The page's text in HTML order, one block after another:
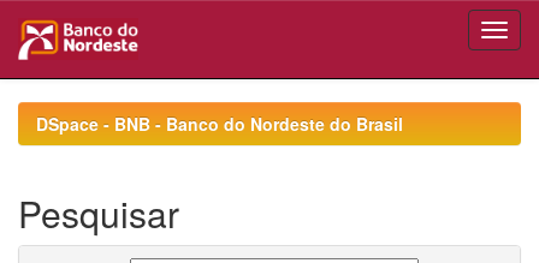
navigationDSpace - BNB - Banco do Nordeste do Brasil
Pesquisar